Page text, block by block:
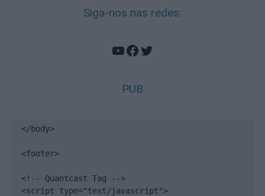
Siga-nos nas redes:
YouTube
Facebook
Twitter
PUB
</body>
<footer>
<!-- Quantcast Tag -->
<script type="text/javascript">